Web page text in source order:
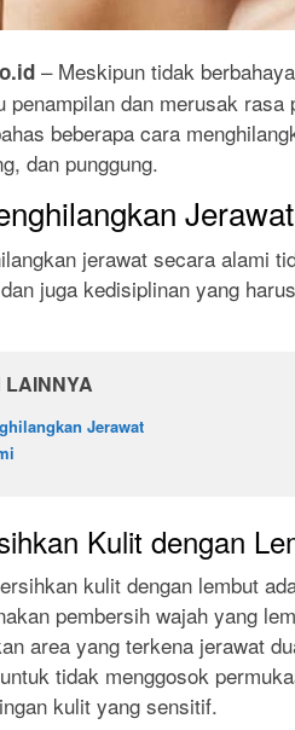
– Meskipun tidak
penampilan dan merusak
beberapa cara
dan punggung.
jerawat secara alami
juga kedisiplinan yang
Jerawat
Kulit dengan
kulit dengan lembut
pembersih wajah yang
area yang terkena jerawat
tidak menggosok
kulit yang sensitif.